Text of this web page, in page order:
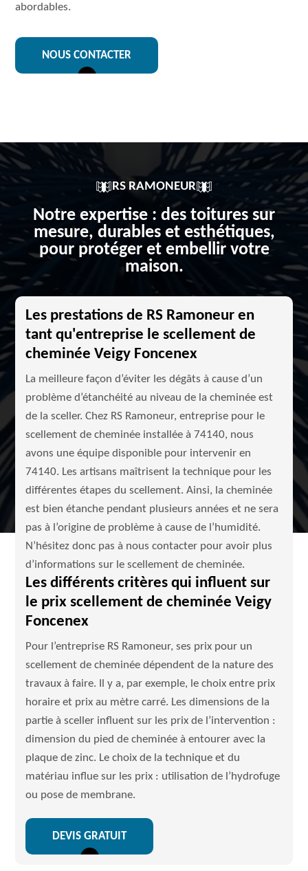
abordables.
NOUS CONTACTER
RS RAMONEUR
Notre expertise : des toitures sur
mesure, durables et esthétiques,
pour protéger et embellir votre
maison.
Les prestations de RS Ramoneur en
tant qu'entreprise le scellement de
cheminée Veigy Foncenex
La meilleure façon d’éviter les dégâts à cause d’un
problème d’étanchéité au niveau de la cheminée est
de la sceller. Chez RS Ramoneur, entreprise pour le
scellement de cheminée installée à 74140, nous
avons une équipe disponible pour intervenir en
74140. Les artisans maîtrisent la technique pour les
différentes étapes du scellement. Ainsi, la cheminée
est bien étanche pendant plusieurs années et ne sera
pas à l’origine de problème à cause de l’humidité.
N’hésitez donc pas à nous contacter pour avoir plus
d’informations sur le scellement de cheminée.
Les différents critères qui influent sur
le prix scellement de cheminée Veigy
Foncenex
Pour l’entreprise RS Ramoneur, ses prix pour un
scellement de cheminée dépendent de la nature des
travaux à faire. Il y a, par exemple, le choix entre prix
horaire et prix au mètre carré. Les dimensions de la
partie à sceller influent sur les prix de l’intervention :
dimension du pied de cheminée à entourer avec la
plaque de zinc. Le choix de la technique et du
matériau influe sur les prix : utilisation de l’hydrofuge
ou pose de membrane.
DEVIS GRATUIT